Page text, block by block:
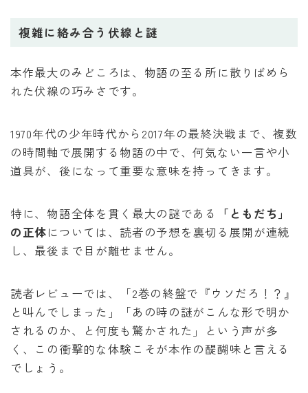
複雑に絡み合う伏線と謎
本作最大のみどころは、物語の至る所に散りばめら
れた伏線の巧みさです。
1970年代の少年時代から2017年の最終決戦まで、複数
の時間軸で展開する物語の中で、何気ない一言や小
道具が、後になって重要な意味を持ってきます。
特に、物語全体を貫く最大の謎である
「ともだち」
の正体については、読者の予想を裏切る展開が連続
し、最後まで目が離せません。
読者レビューでは、「2巻の終盤で『ウソだろ！？』
と叫んでしまった」「あの時の謎がこんな形で明か
されるのか、と何度も驚かされた」という声が多
く、この衝撃的な体験こそが本作の醍醐味と言える
でしょう。